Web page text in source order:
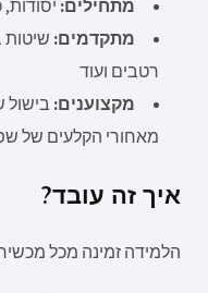
מתחילים:
מתקדמים: שיטות
רטבים ועוד
מקצוענים:
מאחורי הקלעים של
איך זה עובד?
הלמידה זמינה מכל